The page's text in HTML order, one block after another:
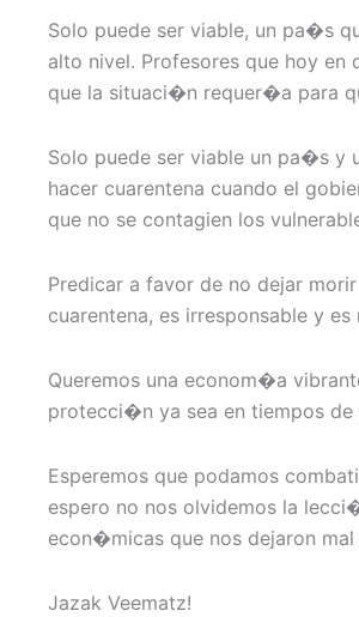
Solo puede ser viable, un pa�s
alto nivel. Profesores que hoy
que la situaci�n requer�a para
Solo puede ser viable un pa�s y
hacer cuarentena cuando el
que no se contagien los
Predicar a favor de no dejar
cuarentena, es irresponsable y
Queremos una econom�a
protecci�n ya sea en tiempos de
Esperemos que podamos
espero no nos olvidemos la
econ�micas que nos dejaron
Jazak Veematz!